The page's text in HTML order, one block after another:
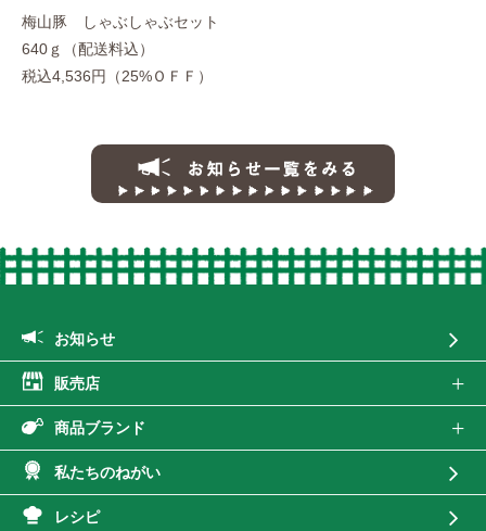
梅山豚 しゃぶしゃぶセット
640ｇ（配送料込）
税込4,536円（25%ＯＦＦ）
お知らせ
販売店
商品ブランド
私たちのねがい
レシピ